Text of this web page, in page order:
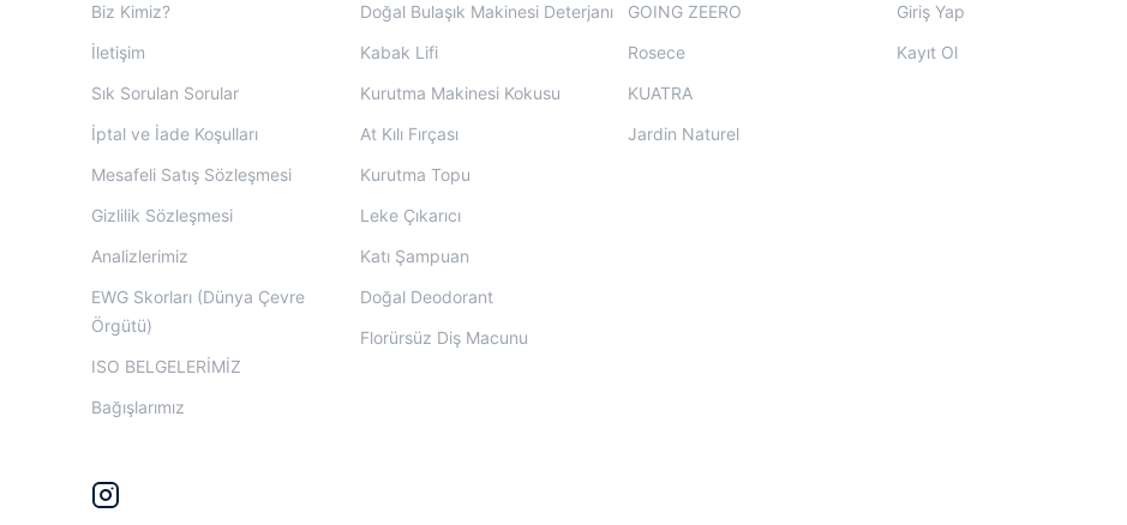
Biz Kimiz?
İletişim
Sık Sorulan Sorular
İptal ve İade Koşulları
Mesafeli Satış Sözleşmesi
Gizlilik Sözleşmesi
Analizlerimiz
EWG Skorları (Dünya Çevre
Örgütü)
ISO BELGELERİMİZ
Bağışlarımız
Doğal Bulaşık Makinesi Deterjanı
Kabak Lifi
Kurutma Makinesi Kokusu
At Kılı Fırçası
Kurutma Topu
Leke Çıkarıcı
Katı Şampuan
Doğal Deodorant
Florürsüz Diş Macunu
GOING ZEERO
Rosece
KUATRA
Jardin Naturel
Giriş Yap
Kayıt Ol